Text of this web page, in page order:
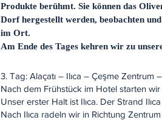
Produkte berühmt. Sie können das
Dorf hergestellt werden, beobachten
im Ort.
Am Ende des Tages kehren wir zu
​3. Tag: Alaçatı – Ilıca – Çeşme Zentrum
Nach dem Frühstück im Hotel starten
Unser erster Halt ist Ilıca. Der Strand
Nach Ilıca radeln wir in Richtung